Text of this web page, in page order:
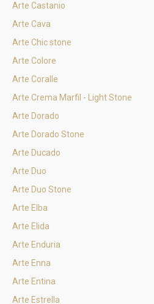
Arte Castanio
Arte Cava
Arte Chic stone
Arte Colore
Arte Coralle
Arte Crema Marfil - Light Stone
Arte Dorado
Arte Dorado Stone
Arte Ducado
Arte Duo
Arte Duo Stone
Arte Elba
Arte Elida
Arte Enduria
Arte Enna
Arte Entina
Arte Estrella